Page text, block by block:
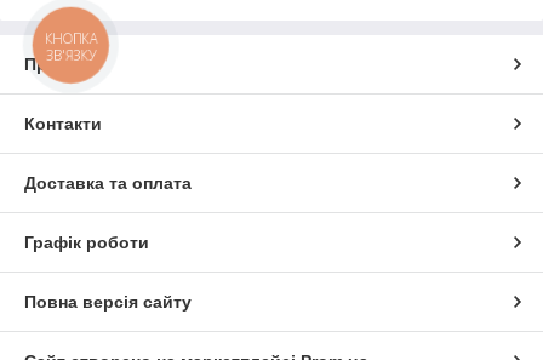
Про нас
Контакти
Доставка та оплата
Графік роботи
Повна версія сайту
КНОПКА
ЗВ'ЯЗКУ